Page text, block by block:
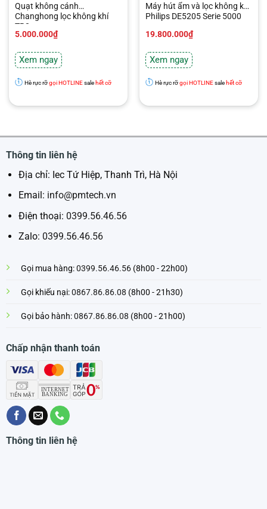
Quạt không cánh
Changhong lọc không khí
TB8
5.000.000₫
Xem ngay
Hè rực rỡgọi HOTLINEsale hết cỡ
Máy hút ẩm và lọc không khí
Philips DE5205 Serie 5000
19.800.000₫
Xem ngay
Hè rực rỡgọi HOTLINEsale hết cỡ
Thông tin liên hệ
Địa chỉ: Iec Tứ Hiệp, Thanh Trì, Hà Nội
Email: info@pmtech.vn
Điện thoại: 0399.56.46.56
Zalo: 0399.56.46.56
Gọi mua hàng:0399.56.46.56(8h00 - 22h00)
Gọi khiếu nại:0867.86.86.08 (8h00 - 21h30)
Gọi bảo hành:0867.86.86.08 (8h00 - 21h00)
Chấp nhận thanh toán
Thông tin liên hệ